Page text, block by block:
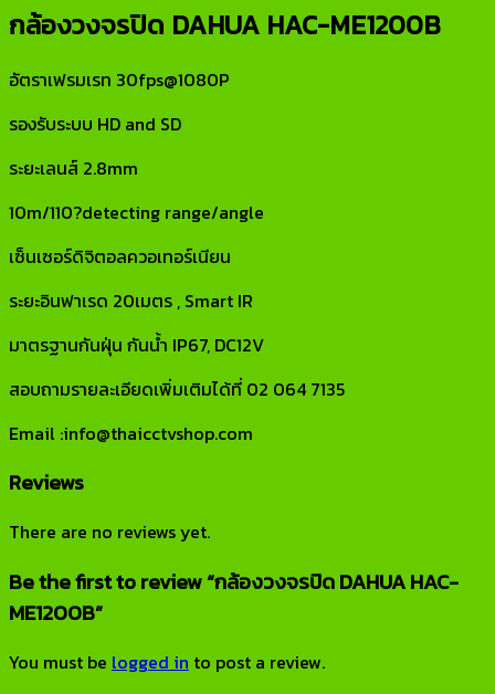
กล้องวงจรปิด DAHUA HAC-ME1200B
อัตราเฟรมเรท 30fps@1080P
รองรับระบบ HD and SD
ระยะเลนส์ 2.8mm
10m/110?detecting range/angle
เซ็นเซอร์ดิจิตอลควอเทอร์เนียน
ระยะอินฟาเรด 20เมตร , Smart IR
มาตรฐานกันฝุ่น กันน้ำ IP67, DC12V
สอบถามรายละเอียดเพิ่มเติมได้ที่ 02 064 7135
Email :info@thaicctvshop.com
Reviews
There are no reviews yet.
Be the first to review “กล้องวงจรปิด DAHUA HAC-
ME1200B”
You must be logged in to post a review.